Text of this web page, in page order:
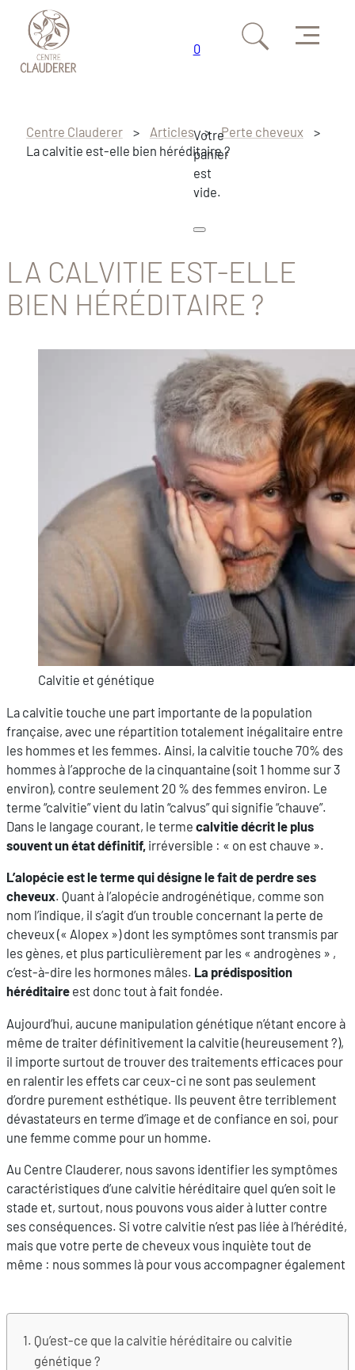
Passer au contenu principal
Passer au pied de page
Menu
0
Votre
panier
est
vide.
Centre Clauderer > Articles > Perte cheveux
>
La calvitie est-elle bien héréditaire ?
LA CALVITIE EST-ELLE
BIEN HÉRÉDITAIRE ?
Calvitie et génétique
La calvitie touche une part importante de la population
française, avec une répartition totalement inégalitaire entre
les hommes et les femmes. Ainsi, la calvitie touche 70% des
hommes à l’approche de la cinquantaine (soit 1 homme sur 3
environ), contre seulement 20 % des femmes environ. Le
terme “calvitie” vient du latin “calvus” qui signifie “chauve”.
Dans le langage courant, le terme calvitie décrit le plus
souvent un état définitif, irréversible : « on est chauve ».
L’alopécie est le terme qui désigne le fait de perdre ses
cheveux. Quant à l’alopécie androgénétique, comme son
nom l’indique, il s’agit d’un trouble concernant la perte de
cheveux (« Alopex ») dont les symptômes sont transmis par
les gènes, et plus particulièrement par les « androgènes » ,
c’est-à-dire les hormones mâles. La prédisposition
héréditaire est donc tout à fait fondée.
Aujourd’hui, aucune manipulation génétique n’étant encore à
même de traiter définitivement la calvitie (heureusement ?),
il importe surtout de trouver des traitements efficaces pour
en ralentir les effets car ceux-ci ne sont pas seulement
d’ordre purement esthétique. Ils peuvent être terriblement
dévastateurs en terme d’image et de confiance en soi, pour
une femme comme pour un homme.
Au Centre Clauderer, nous savons identifier les symptômes
caractéristiques d’une calvitie héréditaire quel qu’en soit le
stade et, surtout, nous pouvons vous aider à lutter contre
ses conséquences. Si votre calvitie n’est pas liée à l’hérédité,
mais que votre perte de cheveux vous inquiète tout de
même : nous sommes là pour vous accompagner également
Qu’est-ce que la calvitie héréditaire ou calvitie
génétique ?